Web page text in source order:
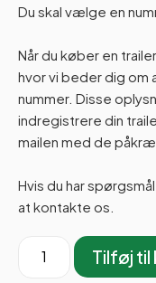
Du skal vælge en
Når du køber en
hvor vi beder dig om
nummer. Disse
indregistrere din
mailen med de
Hvis du har
at kontakte os.
Tilføj til